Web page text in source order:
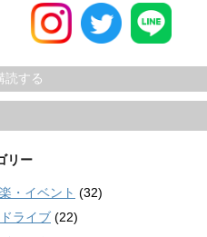
する
リー
・イベント (32)
ドライブ (22)